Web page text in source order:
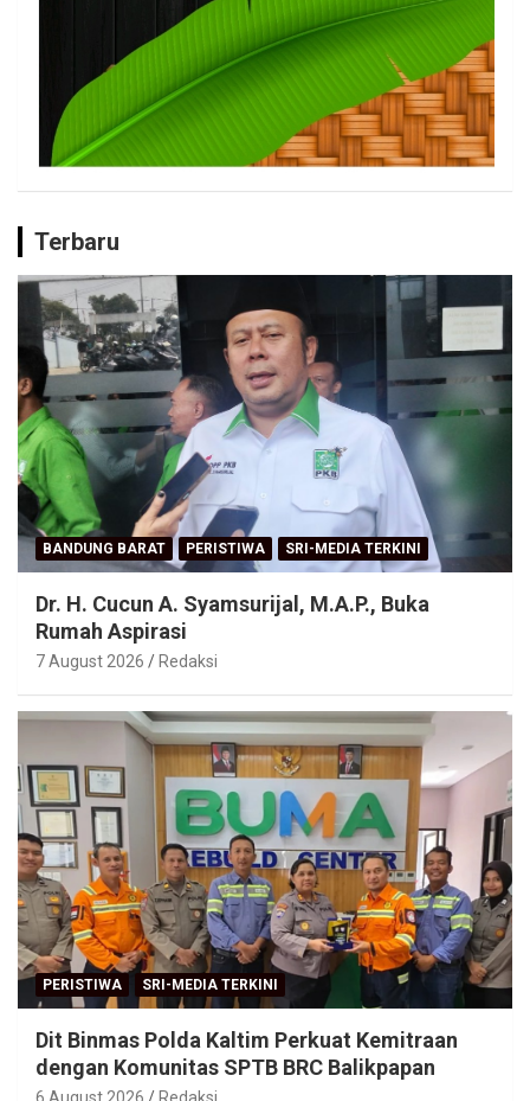
Terbaru
BANDUNG BARAT PERISTIWA SRI-MEDIA TERKINI
Dr. H. Cucun A. Syamsurijal, M.A.P., Buka
Rumah Aspirasi
7 August 2026 Redaksi
PERISTIWA SRI-MEDIA TERKINI
Dit Binmas Polda Kaltim Perkuat Kemitraan
dengan Komunitas SPTB BRC Balikpapan
6 August 2026 Redaksi